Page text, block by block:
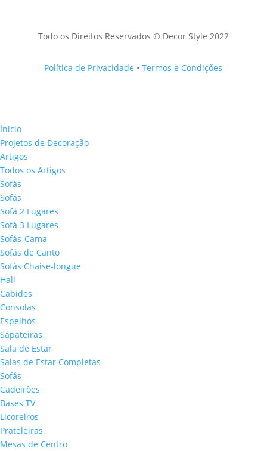
Todo os Direitos Reservados © Decor Style 2022
Política de Privacidade •Termos e Condições
Ínicio
Projetos de Decoração
Artigos
Todos os Artigos
Sofás
Sofás
Sofá 2 Lugares
Sofá 3 Lugares
Sofás-Cama
Sofás de Canto
Sofás Chaise-longue
Hall
Cabides
Consolas
Espelhos
Sapateiras
Sala de Estar
Salas de Estar Completas
Sofás
Cadeirões
Bases TV
Licoreiros
Prateleiras
Mesas de Centro